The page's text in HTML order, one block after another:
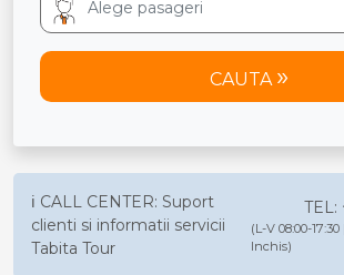
CAUTA
ℹ️ CALL CENTER: Suport
clienti si informatii servicii
Tabita Tour
TEL:
(L-V 08:00-17:30
Inchis)